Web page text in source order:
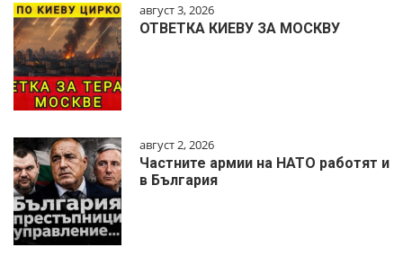
август 3, 2026
ОТВЕТКА КИЕВУ ЗА МОСКВУ
август 2, 2026
Частните армии на НАТО работят и
в България